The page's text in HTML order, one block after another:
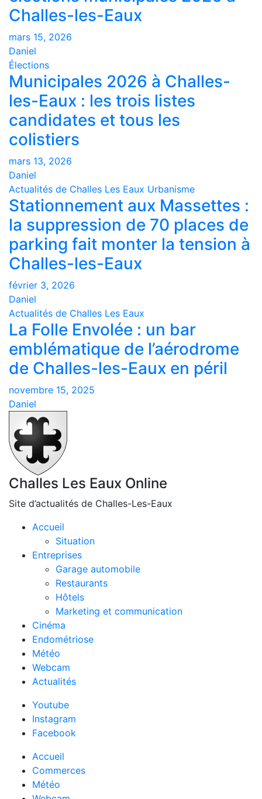
Challes-les-Eaux
mars 15, 2026
Daniel
Élections
Municipales 2026 à Challes-
les-Eaux : les trois listes
candidates et tous les
colistiers
mars 13, 2026
Daniel
Actualités de Challes Les Eaux Urbanisme
Stationnement aux Massettes :
la suppression de 70 places de
parking fait monter la tension à
Challes-les-Eaux
février 3, 2026
Daniel
Actualités de Challes Les Eaux
La Folle Envolée : un bar
emblématique de l’aérodrome
de Challes-les-Eaux en péril
novembre 15, 2025
Daniel
Challes Les Eaux Online
Site d’actualités de Challes-Les-Eaux
Accueil
Situation
Entreprises
Garage automobile
Restaurants
Hôtels
Marketing et communication
Cinéma
Endométriose
Météo
Webcam
Actualités
Youtube
Instagram
Facebook
Accueil
Commerces
Météo